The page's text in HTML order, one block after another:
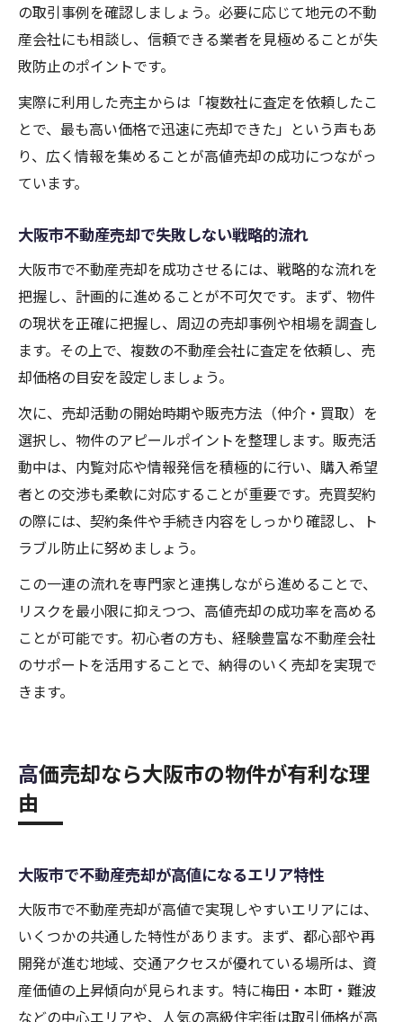
の取引事例を確認しましょう。必要に応じて地元の不動
産会社にも相談し、信頼できる業者を見極めることが失
敗防止のポイントです。
実際に利用した売主からは「複数社に査定を依頼したこ
とで、最も高い価格で迅速に売却できた」という声もあ
り、広く情報を集めることが高値売却の成功につながっ
ています。
大阪市不動産売却で失敗しない戦略的流れ
大阪市で不動産売却を成功させるには、戦略的な流れを
把握し、計画的に進めることが不可欠です。まず、物件
の現状を正確に把握し、周辺の売却事例や相場を調査し
ます。その上で、複数の不動産会社に査定を依頼し、売
却価格の目安を設定しましょう。
次に、売却活動の開始時期や販売方法（仲介・買取）を
選択し、物件のアピールポイントを整理します。販売活
動中は、内覧対応や情報発信を積極的に行い、購入希望
者との交渉も柔軟に対応することが重要です。売買契約
の際には、契約条件や手続き内容をしっかり確認し、ト
ラブル防止に努めましょう。
この一連の流れを専門家と連携しながら進めることで、
リスクを最小限に抑えつつ、高値売却の成功率を高める
ことが可能です。初心者の方も、経験豊富な不動産会社
のサポートを活用することで、納得のいく売却を実現で
きます。
高価売却なら大阪市の物件が有利な理
由
大阪市で不動産売却が高値になるエリア特性
大阪市で不動産売却が高値で実現しやすいエリアには、
いくつかの共通した特性があります。まず、都心部や再
開発が進む地域、交通アクセスが優れている場所は、資
産価値の上昇傾向が見られます。特に梅田・本町・難波
などの中心エリアや、人気の高級住宅街は取引価格が高